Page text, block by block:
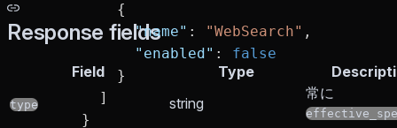
          {
            "name"
: "WebSearch" ,
            "enabled"
: false
          }
        ]
      }
Response fields
Field Type
type string
常に